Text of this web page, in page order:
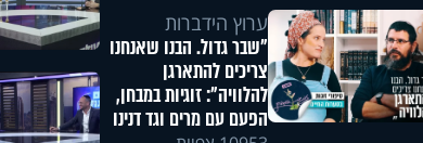
ערוץ הידברות
"שבר גדול. הבנו שאנחנו
צריכים להתארגן
להלוויה": זוגיות במבחן,
הפעם עם מרים וגד דנינו